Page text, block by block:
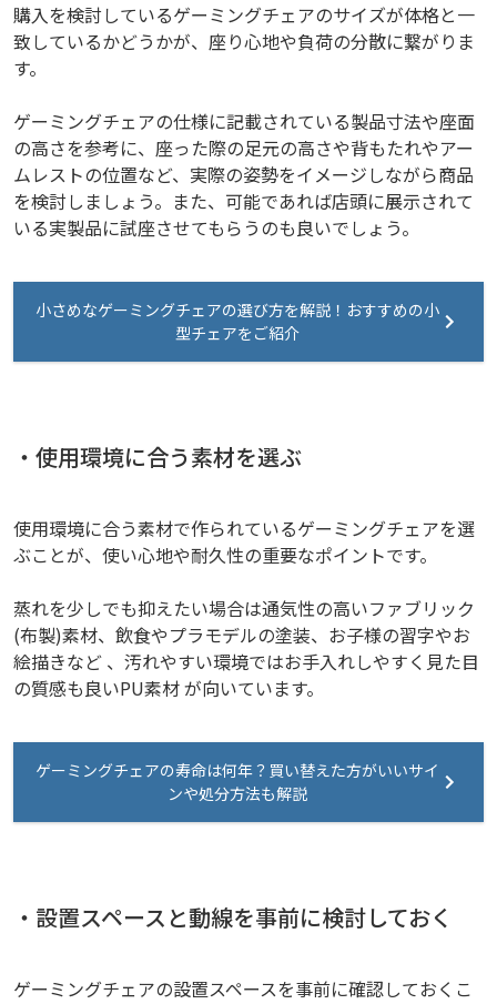
購入を検討しているゲーミングチェアのサイズが体格と一
致しているかどうかが、座り心地や負荷の分散に繋がりま
す。
ゲーミングチェアの仕様に記載されている製品寸法や座面
の高さを参考に、座った際の足元の高さや背もたれやアー
ムレストの位置など、実際の姿勢をイメージしながら商品
を検討しましょう。また、可能であれば店頭に展示されて
いる実製品に試座させてもらうのも良いでしょう。
小さめなゲーミングチェアの選び方を解説！おすすめの小
型チェアをご紹介
・使用環境に合う素材を選ぶ
使用環境に合う素材で作られているゲーミングチェアを選
ぶことが、使い心地や耐久性の重要なポイントです。
蒸れを少しでも抑えたい場合は通気性の高いファブリック
(布製)素材、飲食やプラモデルの塗装、お子様の習字やお
絵描きなど 、汚れやすい環境ではお手入れしやすく見た目
の質感も良いPU素材 が向いています。
ゲーミングチェアの寿命は何年？買い替えた方がいいサイ
ンや処分方法も解説
・設置スペースと動線を事前に検討しておく
ゲーミングチェアの設置スペースを事前に確認しておくこ